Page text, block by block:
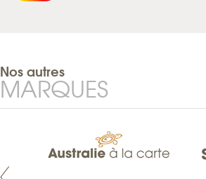
Nos autres
MARQUES